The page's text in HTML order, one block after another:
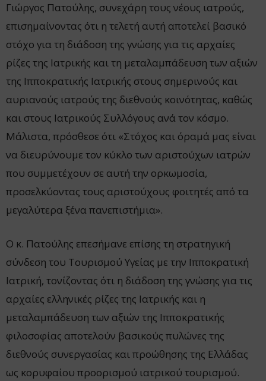
Γιώργος Πατούλης, συνεχάρη τους νέους ιατρούς,
επισημαίνοντας ότι η τελετή αυτή αποτελεί βασικό
στόχο για τη διάδοση της γνώσης για τις αρχαίες
ρίζες της Ιατρικής και τη μεταλαμπάδευση των αξιών
της Ιπποκρατικής Ιατρικής στους σημερινούς και
αυριανούς ιατρούς της διεθνούς κοινότητας, καθώς
και στους Ιατρικούς Συλλόγους ανά τον κόσμο.
Μάλιστα, πρόσθεσε ότι «Στόχος και όραμά μας είναι
να διευρύνουμε τον κύκλο των αριστούχων ιατρών
που συμμετέχουν σε αυτή την ορκωμοσία,
προσελκύοντας τους αριστούχους φοιτητές από τα
μεγαλύτερα ξένα πανεπιστήμια».
Ο κ. Πατούλης επεσήμανε επίσης τη στρατηγική
σύνδεση του Τουρισμού Υγείας με την Ιπποκρατική
Ιατρική, τονίζοντας ότι η διάδοση της γνώσης για τις
αρχαίες ελληνικές ρίζες της Ιατρικής και η
μεταλαμπάδευση των αξιών της Ιπποκρατικής
φιλοσοφίας αποτελούν βασικούς πυλώνες της
διεθνούς συνεργασίας και προώθησης της Ελλάδας
ως κορυφαίου προορισμού ιατρικού τουρισμού.